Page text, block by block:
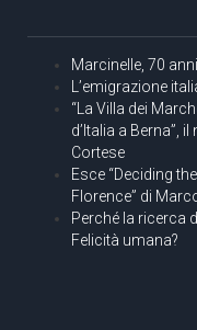
Marcinelle, 70
L’emigrazione
“La Villa dei
d’Italia a Berna”,
Cortese
Esce “Deciding
Florence” di
Perché la ricerca
Felicità umana?